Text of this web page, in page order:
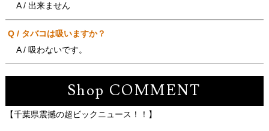
A / 出来ません
Q / タバコは吸いますか？
A / 吸わないです。
Shop COMMENT
【千葉県震撼の超ビックニュース！！】